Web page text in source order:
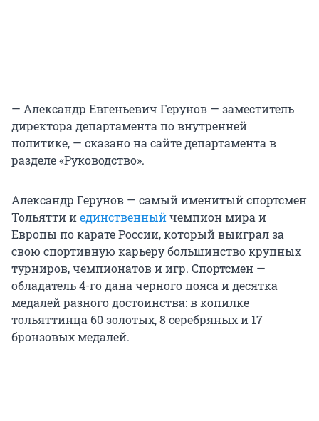
— Александр Евгеньевич Герунов — заместитель
директора департамента по внутренней
политике, — сказано на сайте департамента в
разделе «Руководство».
Александр Герунов — самый именитый спортсмен
Тольятти иединственныйчемпион мира и
Европы по карате России, который выиграл за
свою спортивную карьеру большинство крупных
турниров, чемпионатов и игр. Спортсмен —
обладатель 4-го дана черного пояса и десятка
медалей разного достоинства: в копилке
тольяттинца 60 золотых, 8 серебряных и 17
бронзовых медалей.